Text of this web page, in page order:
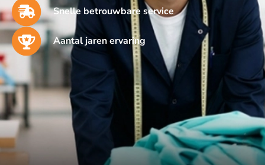
Snelle betrouwbare service
Aantal jaren ervaring